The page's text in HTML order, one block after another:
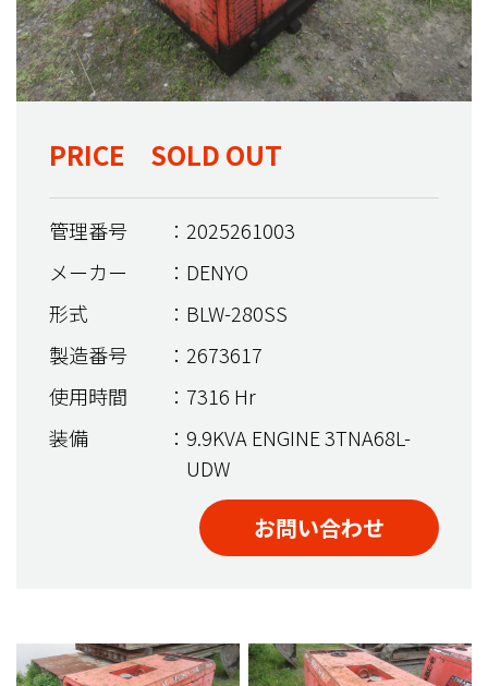
PRICE SOLD OUT
管理番号
：2025261003
メーカー
：DENYO
形式
：BLW-280SS
製造番号
：2673617
使用時間
：7316 Hr
装備
：9.9KVA ENGINE 3TNA68L-
UDW
お問い合わせ